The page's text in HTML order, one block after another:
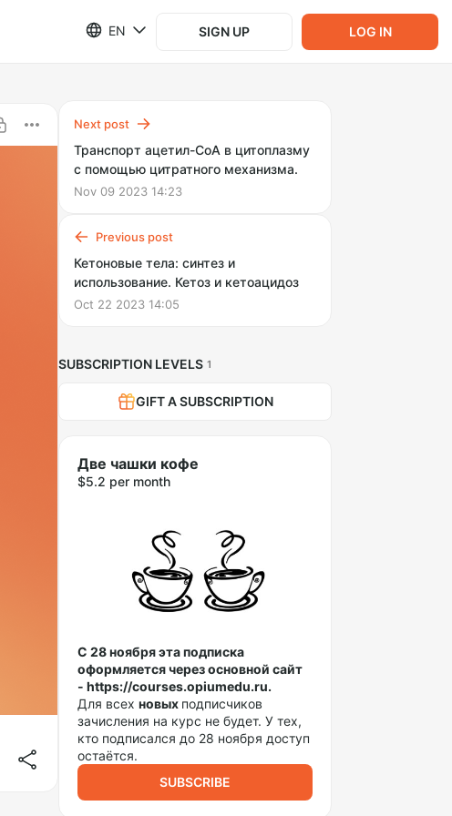
EN SIGN UP LOG IN
Next post
Транспорт ацетил-СоА в цитоплазму
с помощью цитратного механизма.
Nov 09 2023 14:23
Previous post
Кетоновые тела: синтез и
использование. Кетоз и кетоацидоз
Oct 22 2023 14:05
SUBSCRIPTION LEVELS 1
GIFT A SUBSCRIPTION
Две чашки кофе
$5.2 per month
С 28 ноября эта подписка
оформляется через основной сайт
- https://courses.opiumedu.ru.
Для всех новых подписчиков
зачисления на курс не будет. У тех,
кто подписался до 28 ноября доступ
остаётся.
SUBSCRIBE